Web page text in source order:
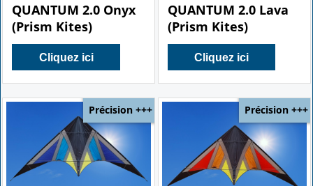
QUANTUM 2.0 Onyx
(Prism Kites)
Cliquez ici
QUANTUM 2.0 Lava
(Prism Kites)
Cliquez ici
Précision +++ Précision +++